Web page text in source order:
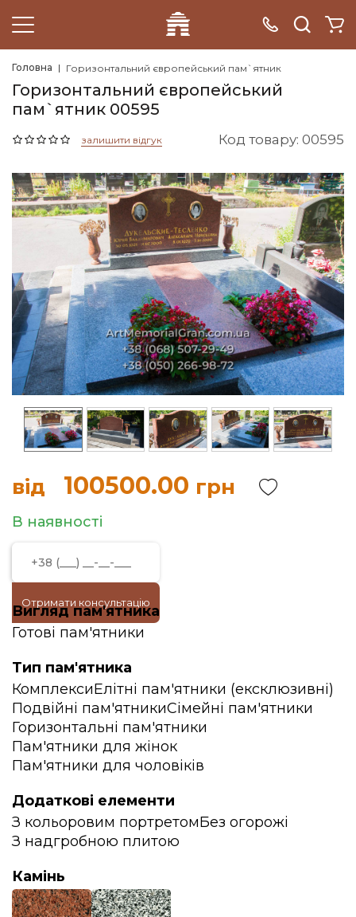
Головна Горизонтальний європейський пам`ятник
Горизонтальний європейський
пам`ятник 00595
залишити відгук Код товару: 00595
від 100500.00 грн
В наявності
Отримати консультацію
Вигляд пам'ятника
Готові пам'ятники
Тип пам'ятника
КомплексиЕлітні пам'ятники (ексклюзивні)
Подвійні пам'ятникиСімейні пам'ятники
Горизонтальні пам'ятники
Пам'ятники для жінок
Пам'ятники для чоловіків
Додаткові елементи
З кольоровим портретомБез огорожі
З надгробною плитою
Камінь